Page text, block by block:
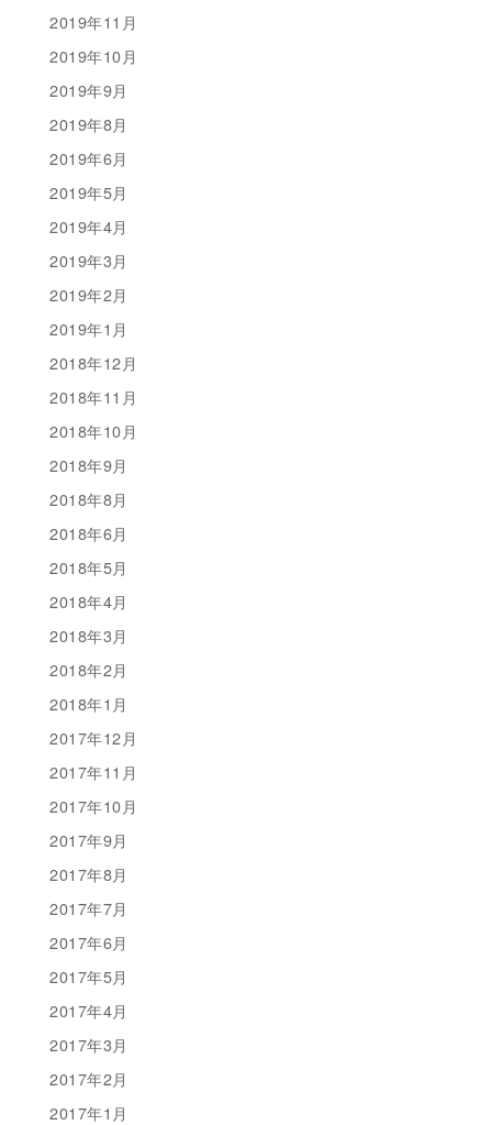
2019年11月
2019年10月
2019年9月
2019年8月
2019年6月
2019年5月
2019年4月
2019年3月
2019年2月
2019年1月
2018年12月
2018年11月
2018年10月
2018年9月
2018年8月
2018年6月
2018年5月
2018年4月
2018年3月
2018年2月
2018年1月
2017年12月
2017年11月
2017年10月
2017年9月
2017年8月
2017年7月
2017年6月
2017年5月
2017年4月
2017年3月
2017年2月
2017年1月